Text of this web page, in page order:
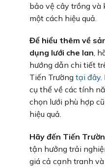
bảo vệ cây trồng và
một cách hiệu quả.
Để hiểu thêm về
dụng lưới che lan,
hướng dẫn chi tiết
Tiến Trường tại đây.
cụ thể về các tính
chọn lưới phù hợp
hiệu quả.
Hãy đến Tiến
tận hưởng trải
giá cả cạnh tranh